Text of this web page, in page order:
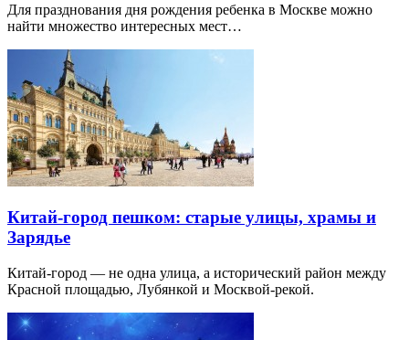
Для празднования дня рождения ребенка в Москве можно
найти множество интересных мест…
Китай-город пешком: старые улицы, храмы и
Зарядье
Китай-город — не одна улица, а исторический район между
Красной площадью, Лубянкой и Москвой-рекой.